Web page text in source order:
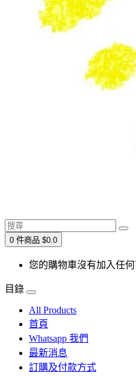
0 件商品 $0.0
您的購物車沒有加入任
目錄
All Products
首頁
Whatsapp 我們
最新消息
訂購及付款方式